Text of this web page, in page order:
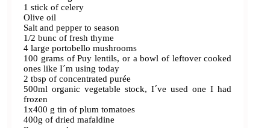
1 stick of celery
Olive oil
Salt and pepper to season
1/2 bunc of fresh thyme
4 large portobello mushrooms
100 grams of Puy lentils, or a bowl of leftover cooked
ones like I´m using today
2 tbsp of concentrated purée
500ml organic vegetable stock, I´ve used one I had
frozen
1x400 g tin of plum tomatoes
400g of dried mafaldine